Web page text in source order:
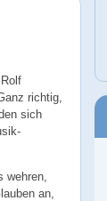
richtig,
sich
an,